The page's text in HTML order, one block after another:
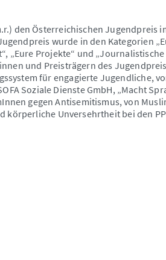
den Österreichischen Jugendpreis
wurde in den Kategorien
„Eure Projekte“ und
und Preisträgern des
für engagierte Jugendliche,
Soziale Dienste GmbH, „Macht
gegen Antisemitismus, von
körperliche Unversehrtheit bei den